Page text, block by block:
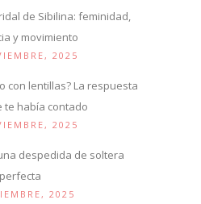
de Sibilina: feminidad,
y movimiento
2025
con lentillas? La respuesta
te había contado
2025
despedida de soltera
perfecta
2025